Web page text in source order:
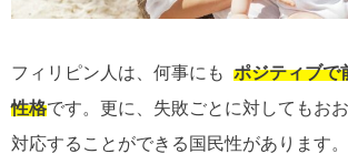
フィリピン人は、何事にも ポジティブで
性格です。更に、失敗ごとに対してもお
対応することができる国民性があります。